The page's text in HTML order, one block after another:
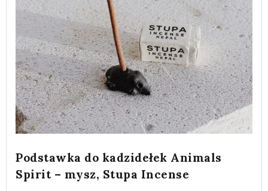
Podstawka do kadzidełek Animals
Spirit – mysz, Stupa Incense